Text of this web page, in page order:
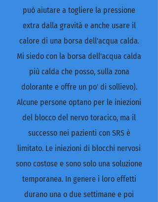
può aiutare a togliere la pressione
extra dalla gravità e anche usare il
calore di una borsa dell'acqua calda.
Mi siedo con la borsa dell'acqua calda
più calda che posso, sulla zona
dolorante e offre un po' di sollievo).
Alcune persone optano per le iniezioni
del blocco del nervo toracico, ma il
successo nei pazienti con SRS è
limitato. Le iniezioni di blocchi nervosi
sono costose e sono solo una soluzione
temporanea. In genere i loro effetti
durano una o due settimane e poi